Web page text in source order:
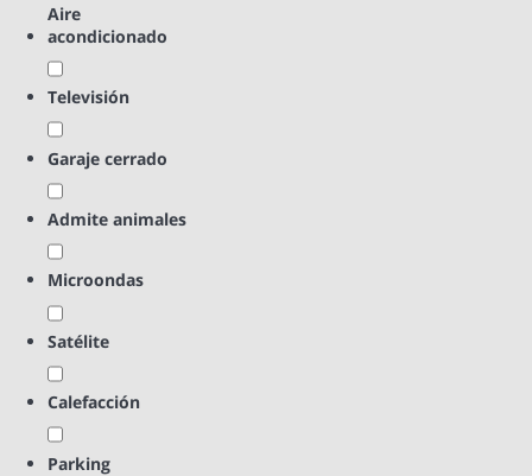
Aire
acondicionado
Televisión
Garaje cerrado
Admite animales
Microondas
Satélite
Calefacción
Parking